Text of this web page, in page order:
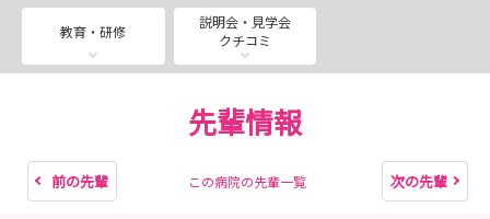
【第4回】 ８月１２日（水）13:30～14:30 残席0⃣
【第5回】 ８月１７日（月）13:30～14:30 残席0⃣
【第6回】 ８月２０日（木）13:30～14:30 残席0⃣
■新人研修見学会🎯
修を見学できます🔎
新人研修を見学できるのはこの機会だけなので、ぜ
教育・研修
説明会・見学会
クチコミ
先輩情報
前の先輩 この病院の先輩一覧 次の先輩